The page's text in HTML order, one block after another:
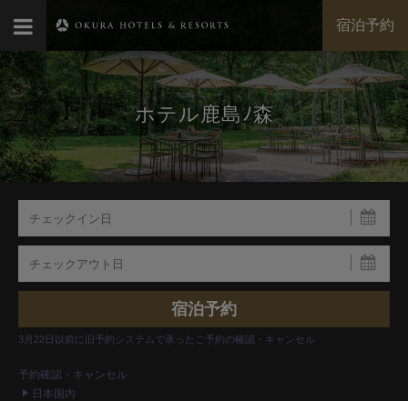
宿泊予約
ホテル鹿島ﾉ森
3月22日以前に旧予約システムで承ったご予約の確認・キャンセル
予約確認・キャンセル
日本国内